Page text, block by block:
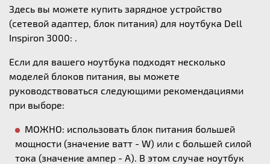
Здесь вы можете купить зарядное устройство
(сетевой адаптер, блок питания) для ноутбука Dell
Inspiron 3000: .
Если для вашего ноутбука подходят несколько
моделей блоков питания, вы можете
руководствоваться следующими рекомендациями
при выборе:
МОЖНО: использовать блок питания большей
мощности (значение ватт - W) или с большей силой
тока (значение ампер - А). В этом случае ноутбук